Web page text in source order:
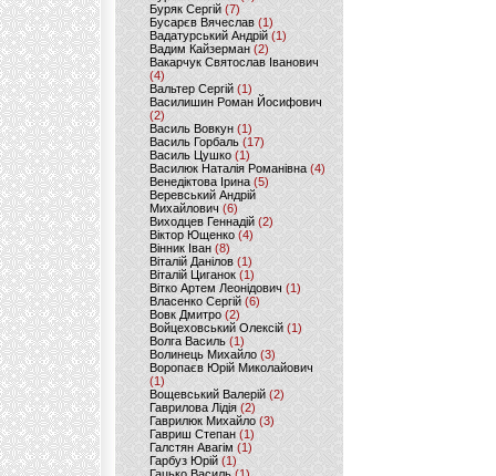
Буряк Сергій (7)
Бусарєв Вячеслав (1)
Вадатурський Андрій (1)
Вадим Кайзерман (2)
Вакарчук Святослав Іванович
(4)
Вальтер Сергій (1)
Василишин Роман Йосифович
(2)
Василь Вовкун (1)
Василь Горбаль (17)
Василь Цушко (1)
Василюк Наталія Романівна (4)
Венедіктова Ірина(5)
Веревський Андрій
Михайлович (6)
Виходцев Геннадій (2)
Віктор Ющенко (4)
Вінник Іван (8)
Віталій Данілов (1)
Віталій Циганок (1)
Вітко Артем Леонідович(1)
Власенко Сергій (6)
Вовк Дмитро(2)
Войцеховський Олексій(1)
Волга Василь (1)
Волинець Михайло (3)
Воропаєв Юрій Миколайович
(1)
Вощевський Валерій(2)
Гаврилова Лідія (2)
Гаврилюк Михайло (3)
Гавриш Степан (1)
Галстян Авагім (1)
Гарбуз Юрій (1)